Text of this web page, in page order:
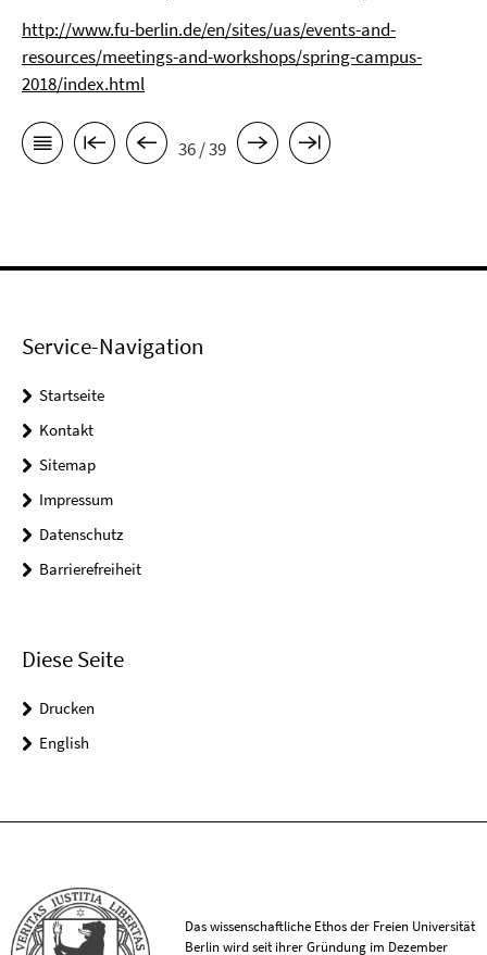
http://www.fu-berlin.de/en/sites/uas/events-and-
resources/meetings-and-workshops/spring-campus-
2018/index.html
36 / 39
Service-Navigation
Startseite
Kontakt
Sitemap
Impressum
Datenschutz
Barrierefreiheit
Diese Seite
Drucken
English
Das wissenschaftliche Ethos der Freien Universität
Berlin wird seit ihrer Gründung im Dezember